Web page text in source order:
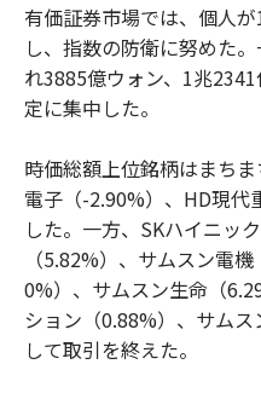
有価証券市場では、個人
し、指数の防衛に努めた
れ3885億ウォン、1兆
定に集中した。
時価総額上位銘柄はまち
電子（-2.90%）、HD現代
した。一方、SKハイニッ
（5.82%）、サムスン電
0%）、サムスン生命（
ション（0.88%）、サム
して取引を終えた。